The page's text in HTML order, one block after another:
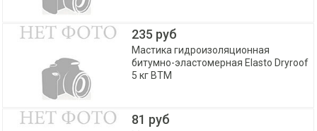
235 руб
Мастика гидроизоляционная
битумно-эластомерная Elasto Dryroof
5 кг BTM
81 руб